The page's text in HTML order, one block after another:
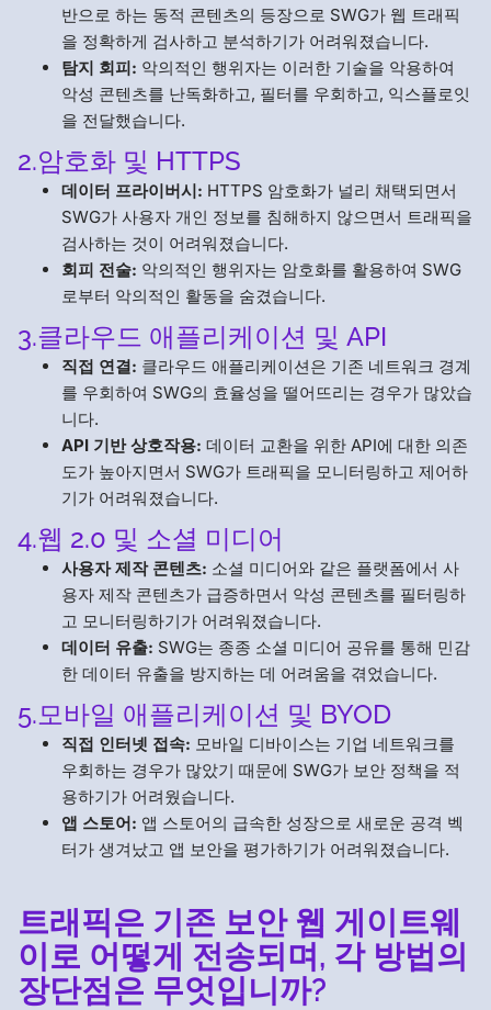
반으로 하는 동적 콘텐츠의 등장으로 SWG가 웹 트래픽
을 정확하게 검사하고 분석하기가 어려워졌습니다.
탐지 회피: 악의적인 행위자는 이러한 기술을 악용하여
악성 콘텐츠를 난독화하고, 필터를 우회하고, 익스플로잇
을 전달했습니다.
2.암호화 및 HTTPS
데이터 프라이버시: HTTPS 암호화가 널리 채택되면서
SWG가 사용자 개인 정보를 침해하지 않으면서 트래픽을
검사하는 것이 어려워졌습니다.
회피 전술: 악의적인 행위자는 암호화를 활용하여 SWG
로부터 악의적인 활동을 숨겼습니다.
3.클라우드 애플리케이션 및 API
직접 연결: 클라우드 애플리케이션은 기존 네트워크 경계
를 우회하여 SWG의 효율성을 떨어뜨리는 경우가 많았습
니다.
API 기반 상호작용: 데이터 교환을 위한 API에 대한 의존
도가 높아지면서 SWG가 트래픽을 모니터링하고 제어하
기가 어려워졌습니다.
4.웹 2.0 및 소셜 미디어
사용자 제작 콘텐츠: 소셜 미디어와 같은 플랫폼에서 사
용자 제작 콘텐츠가 급증하면서 악성 콘텐츠를 필터링하
고 모니터링하기가 어려워졌습니다.
데이터 유출: SWG는 종종 소셜 미디어 공유를 통해 민감
한 데이터 유출을 방지하는 데 어려움을 겪었습니다.
5.모바일 애플리케이션 및 BYOD
직접 인터넷 접속: 모바일 디바이스는 기업 네트워크를
우회하는 경우가 많았기 때문에 SWG가 보안 정책을 적
용하기가 어려웠습니다.
앱 스토어: 앱 스토어의 급속한 성장으로 새로운 공격 벡
터가 생겨났고 앱 보안을 평가하기가 어려워졌습니다.
트래픽은 기존 보안 웹 게이트웨
이로 어떻게 전송되며, 각 방법의
장단점은 무엇입니까?